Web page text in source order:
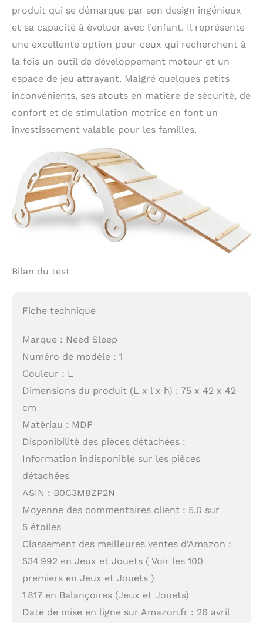
produit qui se démarque par son design ingénieux
et sa capacité à évoluer avec l’enfant. Il représente
une excellente option pour ceux qui recherchent à
la fois un outil de développement moteur et un
espace de jeu attrayant. Malgré quelques petits
inconvénients, ses atouts en matière de sécurité, de
confort et de stimulation motrice en font un
investissement valable pour les familles.
Bilan du test
Fiche technique
Marque : Need Sleep
Numéro de modèle : 1
Couleur : L
Dimensions du produit (L x l x h) : 75 x 42 x 42
cm
Matériau : MDF
Disponibilité des pièces détachées :
Information indisponible sur les pièces
détachées
ASIN : B0C3M8ZP2N
Moyenne des commentaires client : 5,0 sur
5 étoiles
Classement des meilleures ventes d’Amazon :
534 992 en Jeux et Jouets ( Voir les 100
premiers en Jeux et Jouets )
1 817 en Balançoires (Jeux et Jouets)
Date de mise en ligne sur Amazon.fr : 26 avril